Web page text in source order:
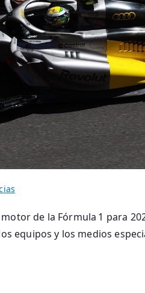
de la Fórmula 1 para
equipos y los medios